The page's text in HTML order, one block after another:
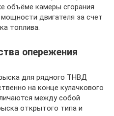
объёме камеры сгорания
двигателя за счет
топлива.
опережения
для рядного ТНВД
на конце кулачкового
между собой
открытого типа и